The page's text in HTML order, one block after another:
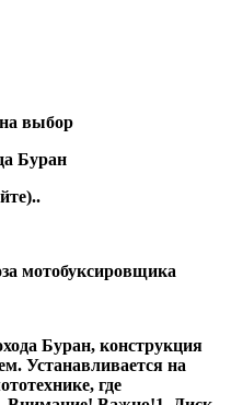
выбор
Буран
мотобуксировщика
Буран, конструкция
Устанавливается на
где